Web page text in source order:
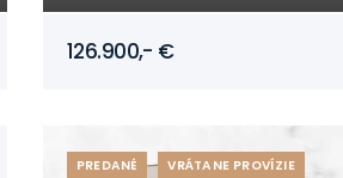
126.900,- €
PREDANÉ VRÁTANE PROVÍZIE